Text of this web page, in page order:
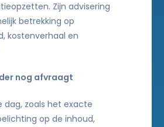
Zijn advisering
betrekking op
kostenverhaal en
nog afvraagt
dag, zoals het exacte
op de inhoud,